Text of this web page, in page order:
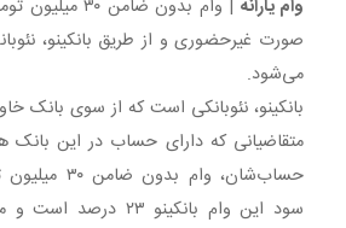
می‌پردازد. نرخ
وام یارانه
| وام بدون ضامن
صورت غیرحضوری و از طریق بانکینو،
می‌شود.
بانکینو، نئوبانکی است که از سوی بانک
متقاضیانی که دارای حساب در این بانک
حساب‌شان، وام
سود این وام بانکینو